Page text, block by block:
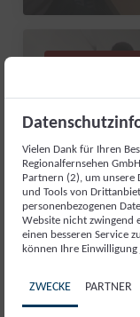
GUT
Vielen Dank für Ihren
Regionalfernsehen
Partnern (2), um unsere
und Tools von
personenbezogenen
Website nicht zwingend
einen besseren Service
können Ihre
ZWECKE PARTNER